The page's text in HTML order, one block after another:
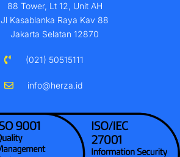
88 Tower, Lt 12, Unit AH
Jl Kasablanka Raya Kav 88
Jakarta Selatan 12870
(021) 50515111
info@herza.id